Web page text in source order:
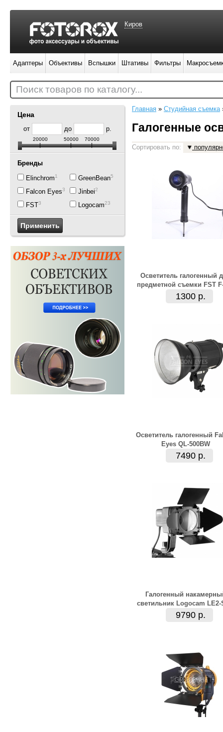
Цена
от до р.
20000 50000 70000
Бренды
Elinchrom1
Falcon Eyes3
FST3
GreenBean5
Jinbei2
Logocam23
Главная » Студийная съемка
Галогенные
Сортировать по:
Осветитель галогенный
предметной съемки FST
1300 р.
Осветитель галогенный
Eyes QL-500BW
7490 р.
Галогенный
светильник Logocam LE2-
9790 р.
Киров
Адаптеры Объективы Вспышки Штативы Фильтры
Поиск товаров по каталогу...